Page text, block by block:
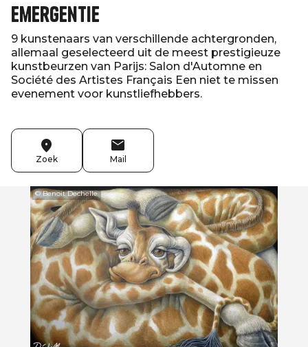
emergentie
9 kunstenaars van verschillende achtergronden,
allemaal geselecteerd uit de meest prestigieuze
kunstbeurzen van Parijs: Salon d'Automne en
Société des Artistes Français Een niet te missen
evenement voor kunstliefhebbers.
Zoek Mail
© Benoit Dechelle